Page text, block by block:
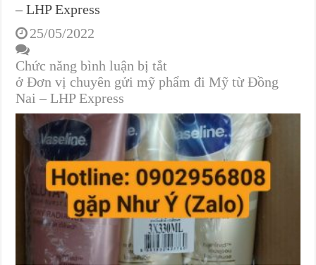
– LHP Express
25/05/2022
Chức năng bình luận bị tắt
ở Đơn vị chuyên gửi mỹ phẩm đi Mỹ từ Đồng
Nai – LHP Express